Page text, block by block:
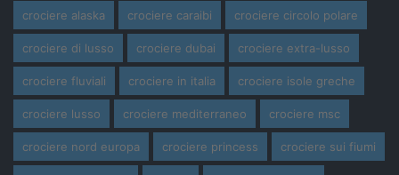
crociere alaska crociere caraibi crociere circolo polare
crociere di lusso crociere dubai crociere extra-lusso
crociere fluviali crociere in italia crociere isole greche
crociere lusso crociere mediterraneo crociere msc
crociere nord europa crociere princess crociere sui fiumi